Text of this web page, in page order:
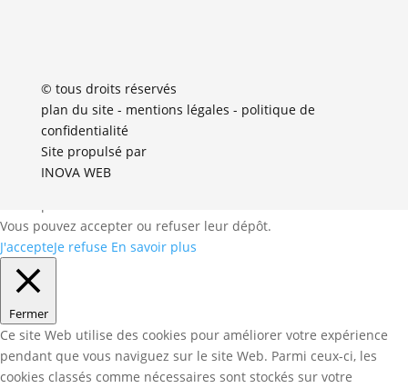
© tous droits réservés
plan du site- mentions légales - politique de
confidentialité
Site propulsé par
INOVA WEB
Vous pouvez accepter ou refuser leur dépôt.
J'accepteJe refuse En savoir plus
Fermer
Ce site Web utilise des cookies pour améliorer votre expérience
pendant que vous naviguez sur le site Web. Parmi ceux-ci, les
cookies classés comme nécessaires sont stockés sur votre